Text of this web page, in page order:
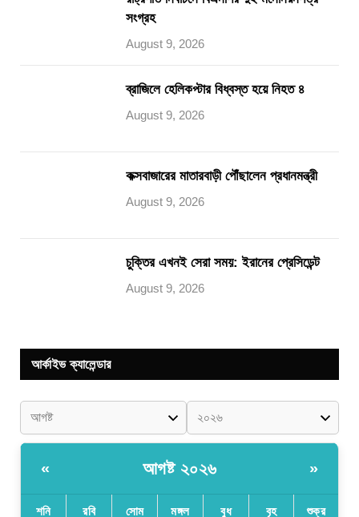
সংগ্রহ
August 9, 2026
ব্রাজিলে হেলিকপ্টার বিধ্বস্ত হয়ে নিহত ৪
August 9, 2026
কক্সবাজারের মাতারবাড়ী পৌঁছালেন প্রধানমন্ত্রী
August 9, 2026
চুক্তির এখনই সেরা সময়: ইরানের প্রেসিডেন্ট
August 9, 2026
আর্কাইভ ক্যালেন্ডার
« আগষ্ট ২০২৬ »
শনি রবি সোম মঙ্গল বুধ বৃহ শুক্র